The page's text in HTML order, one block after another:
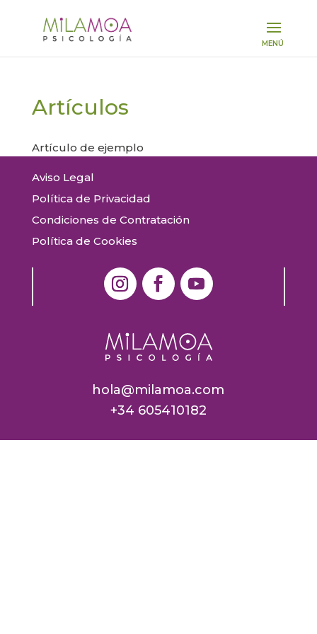
Artículos
Artículo de ejemplo
Aviso Legal
Política de Privacidad
Condiciones de Contratación
Política de Cookies
hola@milamoa.com
+34 605410182